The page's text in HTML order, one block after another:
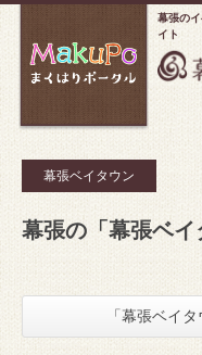
幕張の
イト
幕張ベイタウン
幕張の「幕張ベ
「幕張ベイ